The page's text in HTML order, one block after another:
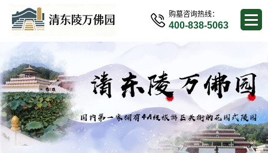
购墓咨询热线：
400-838-5063